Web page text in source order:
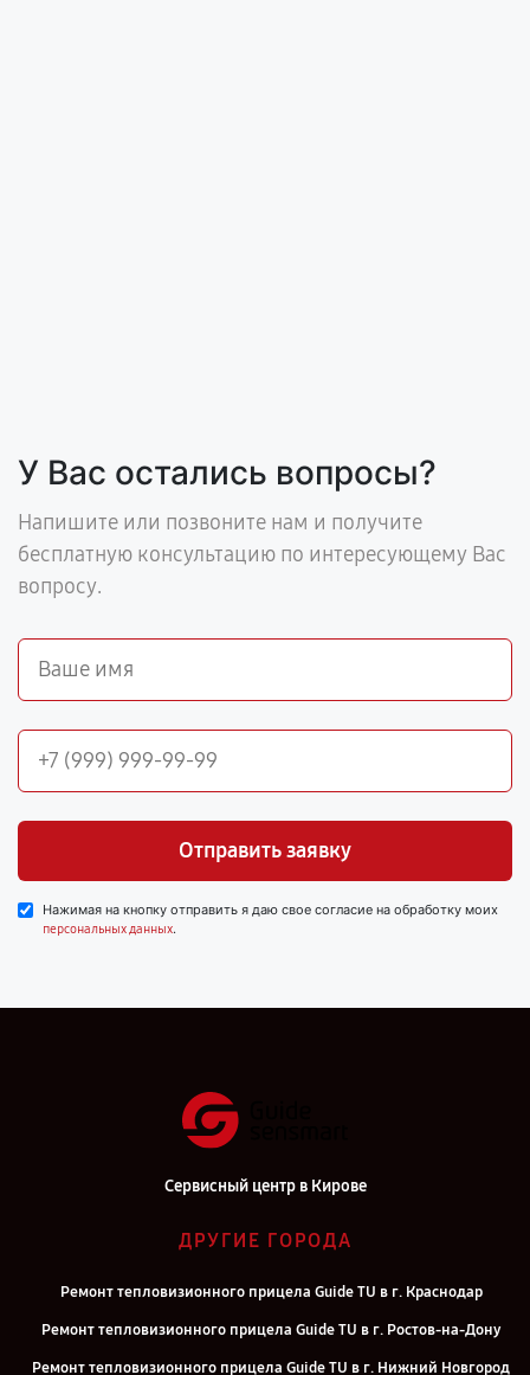
У Вас остались вопросы?
Напишите или позвоните нам и получите
бесплатную консультацию по интересующему Вас
вопросу.
Отправить заявку
Нажимая на кнопку отправить я даю свое согласие на обработку моих
персональных данных.
Сервисный центр в Кирове
ДРУГИЕ ГОРОДА
Ремонт тепловизионного прицела Guide TU в г. Краснодар
Ремонт тепловизионного прицела Guide TU в г. Ростов-на-Дону
Ремонт тепловизионного прицела Guide TU в г. Нижний Новгород